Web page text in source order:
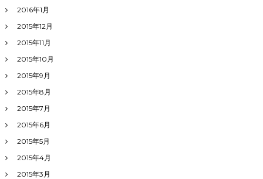
2016年1月
2015年12月
2015年11月
2015年10月
2015年9月
2015年8月
2015年7月
2015年6月
2015年5月
2015年4月
2015年3月